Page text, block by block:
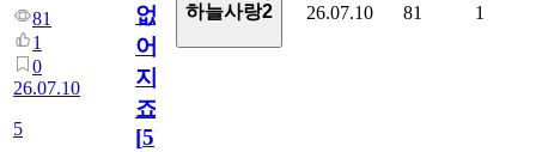
81
1
0
26.07.10
5
없
어
지
죠.?
[5]
하늘사랑2 26.07.10 81 1